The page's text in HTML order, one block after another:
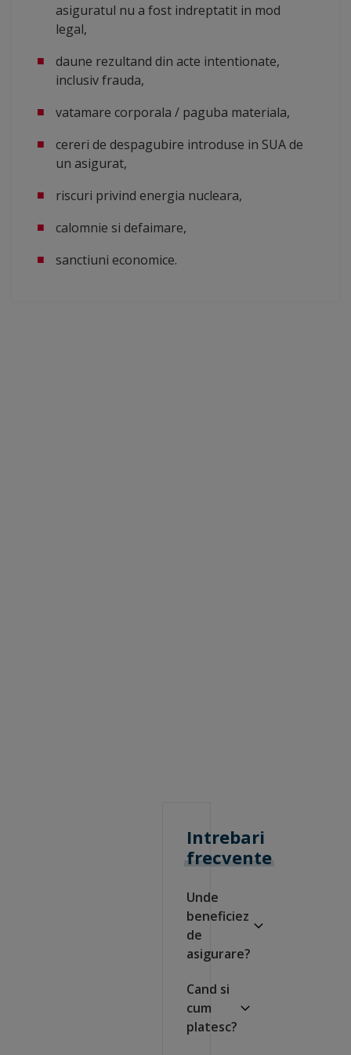
asiguratul nu a fost indreptatit in mod
legal,
daune rezultand din acte intentionate,
inclusiv frauda,
vatamare corporala / paguba materiala,
cereri de despagubire introduse in SUA de
un asigurat,
riscuri privind energia nucleara,
calomnie si defaimare,
sanctiuni economice.
Intrebari
frecvente
Unde
beneficiez
de
asigurare?
Cand si
cum
platesc?